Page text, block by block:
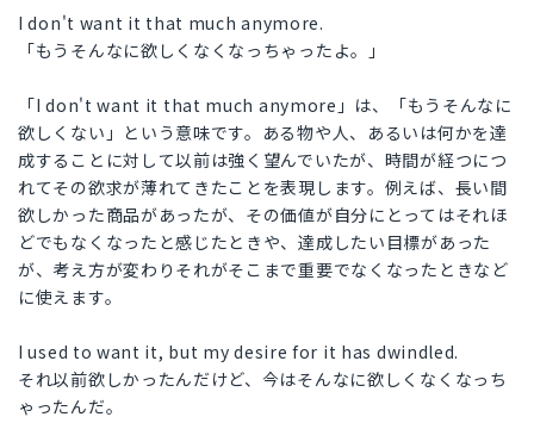
I don't want it that much anymore.
「もうそんなに欲しくなくなっちゃったよ。」
「I don't want it that much anymore」は、「もうそんなに
欲しくない」という意味です。ある物や人、あるいは何かを達
成することに対して以前は強く望んでいたが、時間が経つにつ
れてその欲求が薄れてきたことを表現します。例えば、長い間
欲しかった商品があったが、その価値が自分にとってはそれほ
どでもなくなったと感じたときや、達成したい目標があった
が、考え方が変わりそれがそこまで重要でなくなったときなど
に使えます。
I used to want it, but my desire for it has dwindled.
それ以前欲しかったんだけど、今はそんなに欲しくなくなっち
ゃったんだ。